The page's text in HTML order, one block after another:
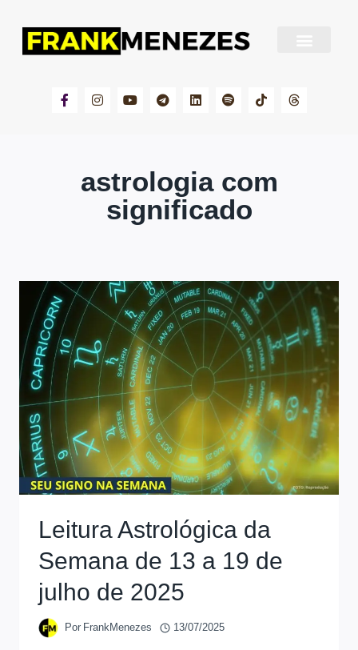
astrologia com
significado
Leitura Astrológica da
Semana de 13 a 19 de
julho de 2025
Por FrankMenezes 13/07/2025